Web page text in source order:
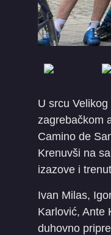
U srcu
zagrebačkom
Camino de
Krenuvši na
izazove i
Ivan Milas,
Karlović, Ante
duhovno